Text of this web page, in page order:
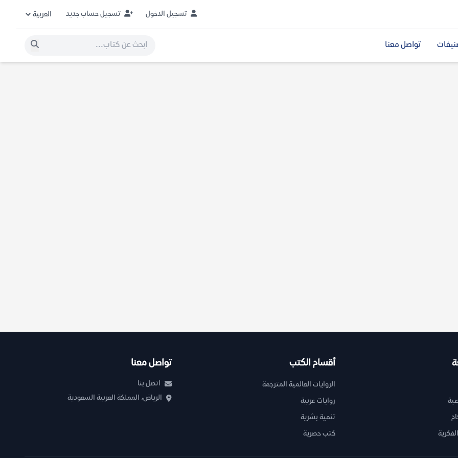
تسجيل الدخول تسجيل حساب جديد
تواصل معنا
أقسام الكتب
الروايات العالمية المترجمة
روايات عربية
تنمية بشرية
كتب حصرية
تواصل معنا
اتصل بنا
الرياض، المملكة العربية السعودية